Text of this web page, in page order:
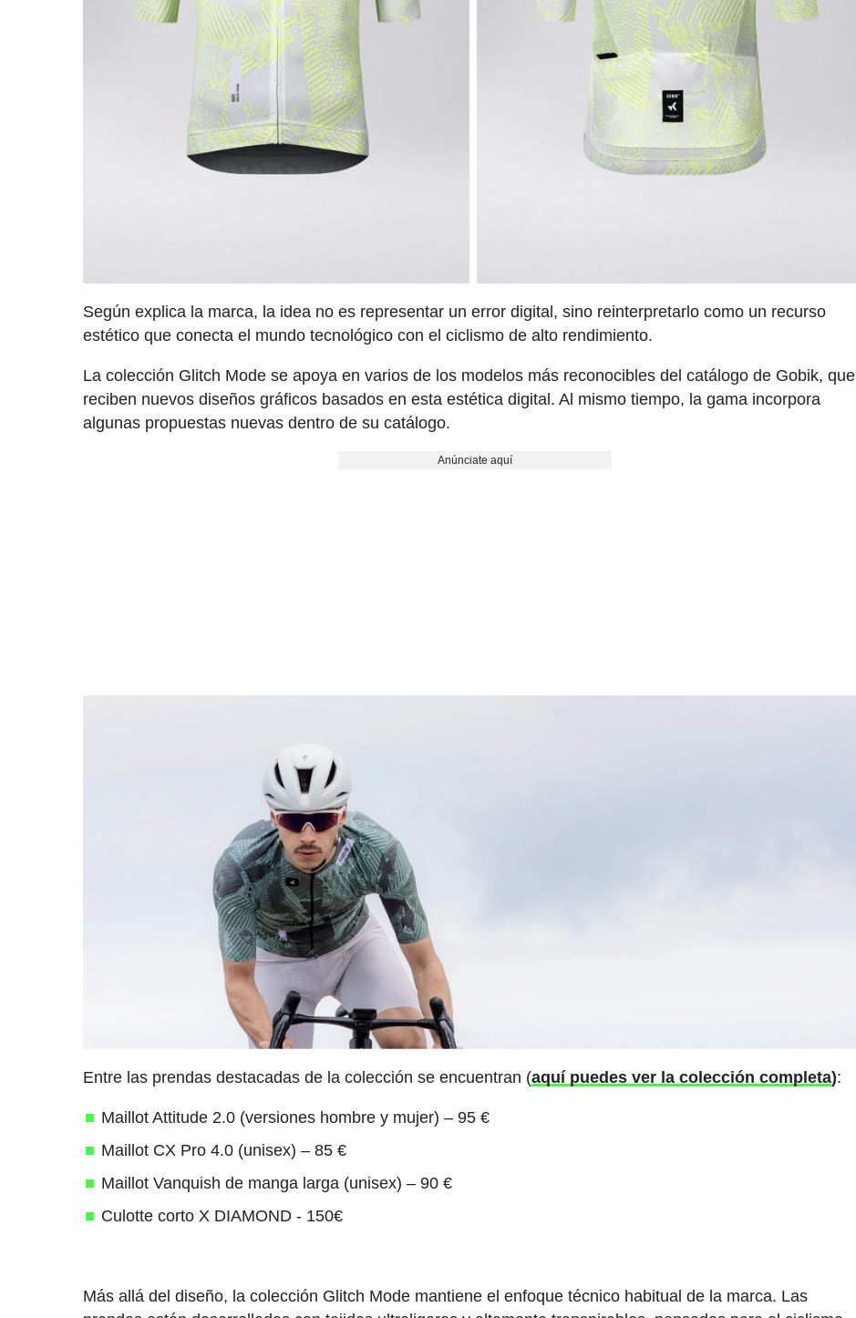
Según explica la marca, la idea no es representar un error digital, sino reinterpretarlo como un recurso
estético que conecta el mundo tecnológico con el ciclismo de alto rendimiento.
La colección Glitch Mode se apoya en varios de los modelos más reconocibles del catálogo de Gobik, que
reciben nuevos diseños gráficos basados en esta estética digital. Al mismo tiempo, la gama incorpora
algunas propuestas nuevas dentro de su catálogo.
Anúnciate aquí
Entre las prendas destacadas de la colección se encuentran (aquí puedes ver la colección completa):
Maillot Attitude 2.0 (versiones hombre y mujer) – 95 €
Maillot CX Pro 4.0 (unisex) – 85 €
Maillot Vanquish de manga larga (unisex) – 90 €
Culotte corto X DIAMOND - 150€
Más allá del diseño, la colección Glitch Mode mantiene el enfoque técnico habitual de la marca. Las